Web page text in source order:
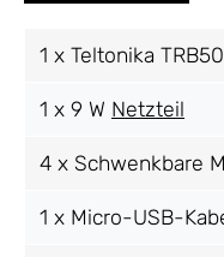
1 x Teltonika
1 x 9 W Netzteil
4 x Schwenkbare
1 x Micro-USB-